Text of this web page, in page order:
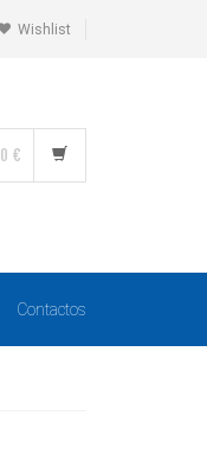
Wishlist
0 €
Contactos